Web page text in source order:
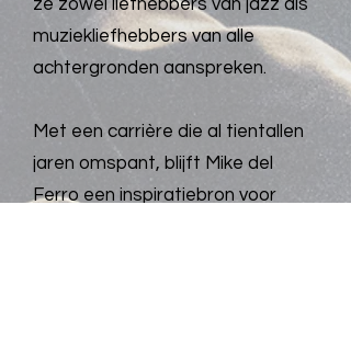
ze zowel liefhebbers van jazz als
muziekliefhebbers van alle
achtergronden aanspreken.
Met een carrière die al tientallen
jaren omspant, blijft Mike del
Ferro een inspiratiebron voor